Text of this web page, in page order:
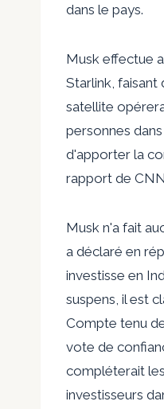
dans le pays.
Musk effectue
Starlink, faisant
satellite
personnes
d'apporter la
rapport de
Musk n'a fait
a déclaré en
investisse en
suspens, il est
Compte tenu
vote de
compléterait
investisseurs